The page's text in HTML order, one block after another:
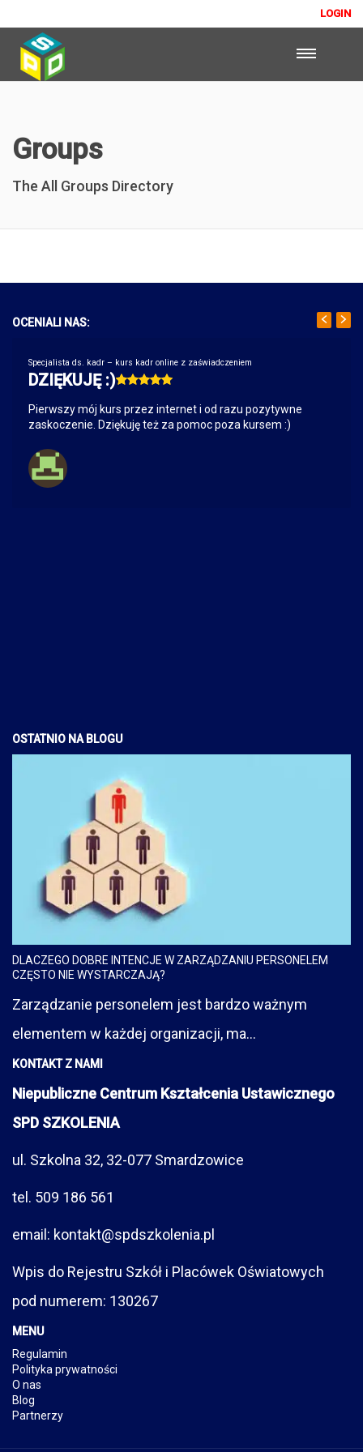
LOGIN
Groups
The All Groups Directory
OCENIALI NAS:
Specjalista ds. kadr – kurs kadr online z zaświadczeniem
DZIĘKUJĘ :)
Pierwszy mój kurs przez internet i od razu pozytywne
zaskoczenie. Dziękuję też za pomoc poza kursem :)
OSTATNIO NA BLOGU
DLACZEGO DOBRE INTENCJE W ZARZĄDZANIU PERSONELEM
CZĘSTO NIE WYSTARCZAJĄ?
Zarządzanie personelem jest bardzo ważnym
elementem w każdej organizacji, ma...
KONTAKT Z NAMI
Niepubliczne Centrum Kształcenia Ustawicznego
SPD SZKOLENIA
ul. Szkolna 32, 32-077 Smardzowice
tel. 509 186 561
email: kontakt@spdszkolenia.pl
Wpis do Rejestru Szkół i Placówek Oświatowych
pod numerem: 130267
MENU
Regulamin
Polityka prywatności
O nas
Blog
Partnerzy